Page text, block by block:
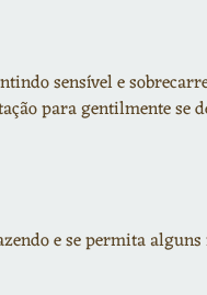
sensível e
para gentilmente se
e se permita